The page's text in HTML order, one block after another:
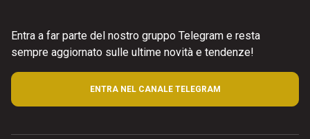
Entra a far parte del nostro gruppo Telegram e resta
sempre aggiornato sulle ultime novità e tendenze!
ENTRA NEL CANALE TELEGRAM